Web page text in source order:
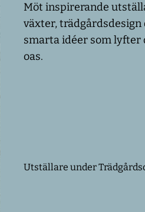
Möt inspirerande
växter, trädgårdsdesign
smarta idéer som lyfter
oas.
Utställare under